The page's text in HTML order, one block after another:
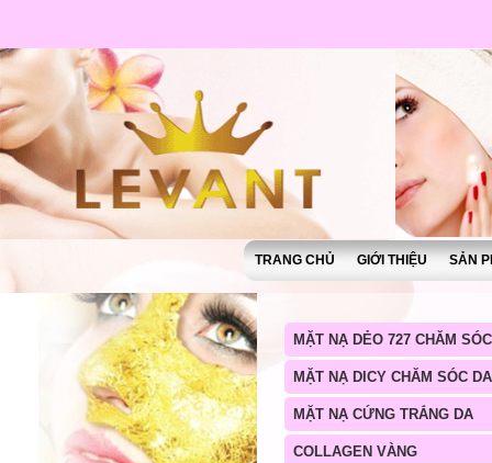
TRANG CHỦ GIỚI THIỆU SẢN
MẶT NẠ DẺO 727 CHĂM
MẶT NẠ DICY CHĂM SÓC DA
MẶT NẠ CỨNG TRẮNG DA
COLLAGEN VÀNG